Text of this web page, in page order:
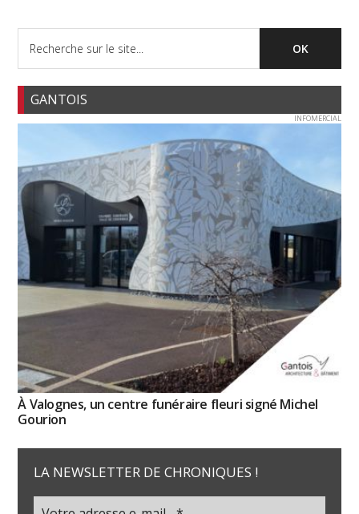
GANTOIS
INFOMERCIAL
À Valognes, un centre funéraire fleuri signé Michel
Gourion
LA NEWSLETTER DE CHRONIQUES !